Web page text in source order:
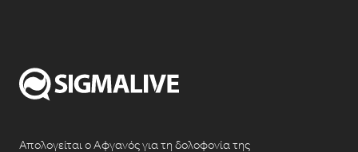
Απολογείται ο Αφγανός για τη δολοφονία της